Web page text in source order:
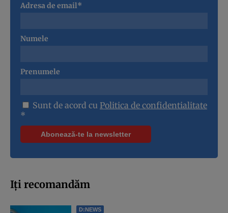
Adresa de email*
Numele
Prenumele
Sunt de acord cu Politica de confidentialitate
*
Iți recomandăm
D:NEWS